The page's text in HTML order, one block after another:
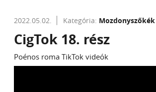
2022.05.02. Kategória: Mozdonyszőkék
CigTok 18. rész
Poénos roma TikTok videók